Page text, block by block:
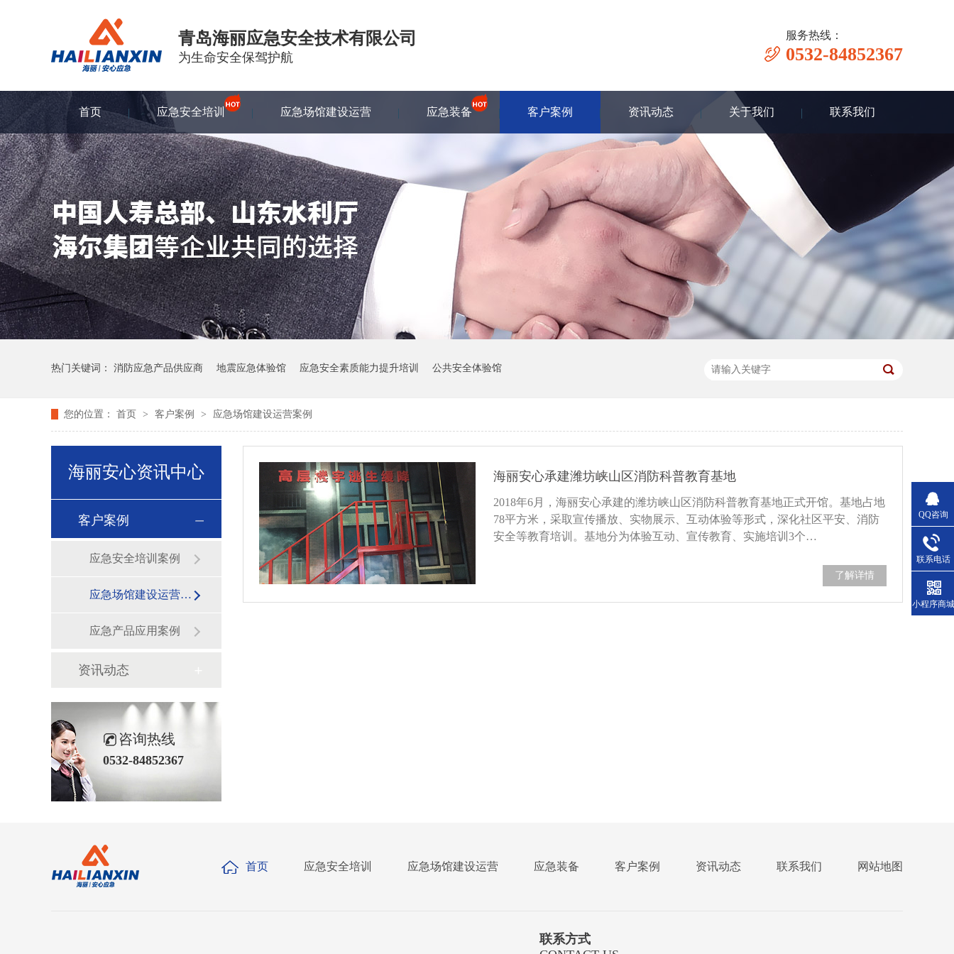
青岛海丽应急安全技术有限公司
为生命安全保驾护航
服务热线：
0532-84852367
首页 应急安全培训 应急场馆建设运营 应急装备 客户案例 资讯动态 关于我们 联系我们
热门关键词： 消防应急产品供应商 地震应急体验馆 应急安全素质能力提升培训 公共安全体验馆
您的位置： 首页 > 客户案例 > 应急场馆建设运营案例
海丽安心资讯中心
客户案例
应急安全培训案例
应急场馆建设运营案例
应急产品应用案例
资讯动态
咨询热线
0532-84852367
海丽安心承建潍坊峡山区消防科普教育基地
2018年6月，海丽安心承建的潍坊峡山区消防科普教育基地正式开馆。基地占地
78平方米，采取宣传播放、实物展示、互动体验等形式，深化社区平安、消防
安全等教育培训。基地分为体验互动、宣传教育、实施培训3个…
了解详情
首页 应急安全培训 应急场馆建设运营 应急装备 客户案例 资讯动态 联系我们 网站地图
联系方式
QQ咨询
联系电话
小程序商城